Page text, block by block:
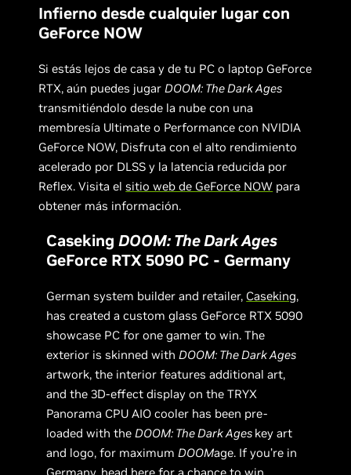
Infierno desde cualquier lugar con
GeForce NOW
Si estás lejos de casa y de tu PC o laptop GeForce
RTX, aún puedes jugarDOOM: The Dark Ages
transmitiéndolo desde la nube con una
membresía Ultimate o Performance con NVIDIA
GeForce NOW, Disfruta con el alto rendimiento
acelerado por DLSS y la latencia reducida por
Reflex. Visita elsitio web de GeForce NOW para
obtener más información.
CasekingDOOM: The Dark Ages
GeForce RTX 5090 PC - Germany
German system builder and retailer, Caseking,
has created a custom glass GeForce RTX 5090
showcase PC for one gamer to win. The
exterior is skinned withDOOM: The Dark Ages
artwork, the interior features additional art,
and the 3D-effect display on the TRYX
Panorama CPU AIO cooler has been pre-
loaded with theDOOM: The Dark Ages key art
and logo, for maximumDOOMage. If you’re in